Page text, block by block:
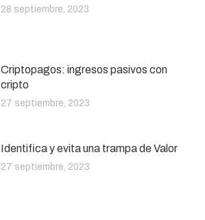
28 septiembre, 2023
Criptopagos: ingresos pasivos con
cripto
27 septiembre, 2023
Identifica y evita una trampa de Valor
27 septiembre, 2023